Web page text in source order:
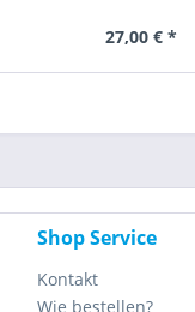
27,00 € *
Shop Service
Kontakt
Wie bestellen?